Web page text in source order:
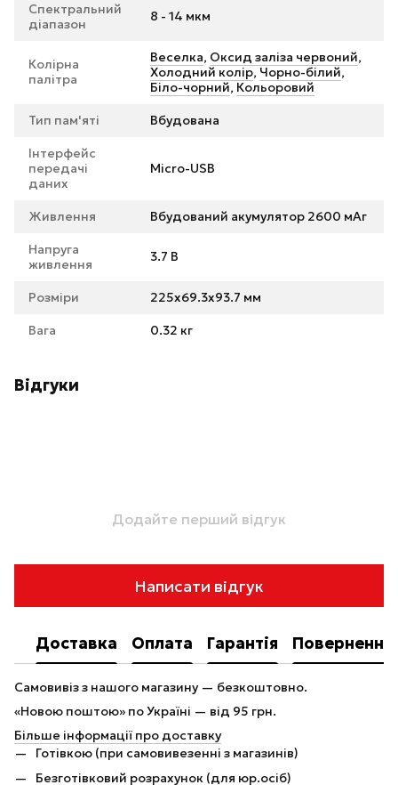
Спектральний
діапазон
8 - 14 мкм
Колірна
палітра
Веселка, Оксид заліза червоний,
Холодний колір, Чорно-білий,
Біло-чорний, Кольоровий
Тип пам'яті Вбудована
Інтерфейс
передачі
даних
Micro-USB
Живлення Вбудований акумулятор 2600 мАг
Напруга
живлення
3.7 В
Розміри 225x69.3x93.7 мм
Вага 0.32 кг
Відгуки
Додайте перший відгук
Написати відгук
Доставка Оплата Гарантія Повернення
Самовивіз з нашого магазину — безкоштовно.
«Новою поштою» по Україні — від 95 грн.
Більше інформації про доставку
Готівкою (при самовивезенні з магазинів)
Безготівковий розрахунок (для юр.осіб)